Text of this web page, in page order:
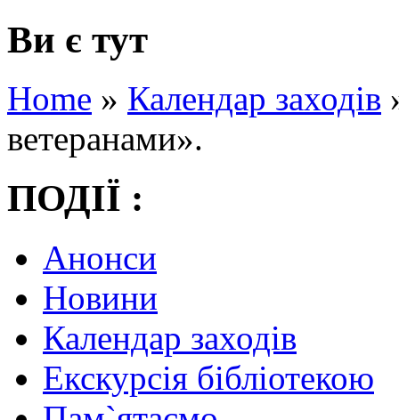
Ви є тут
Home » Календар заходів
ветеранами».
ПОДІЇ :
Анонси
Новини
Календар заходів
Екскурсія бібліотекою